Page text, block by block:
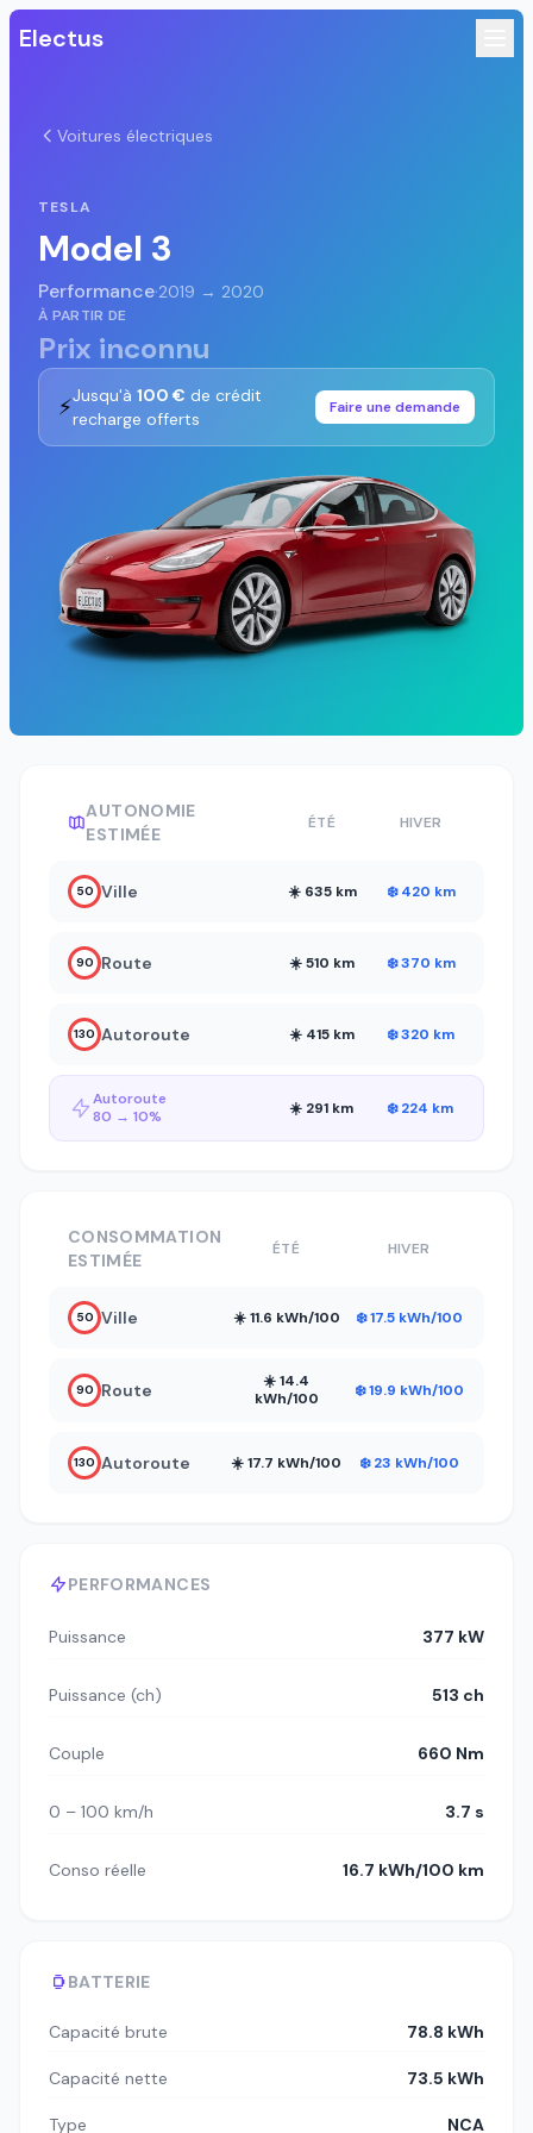
Electus
Voitures électriques
TESLA
Model 3
Performance·2019 → 2020
À PARTIR DE
Prix inconnu
⚡Jusqu'à 100 € de crédit
recharge offerts
Faire une demande
AUTONOMIE
ESTIMÉE
ÉTÉ HIVER
50 Ville ☀️ 635 km ❄️ 420 km
90 Route ☀️ 510 km ❄️ 370 km
130 Autoroute ☀️ 415 km ❄️ 320 km
Autoroute
80 → 10%
☀️ 291 km ❄️ 224 km
PERFORMANCES
Puissance 377 kW
Puissance (ch) 513 ch
Couple 660 Nm
0 – 100 km/h 3.7 s
Conso réelle 16.7 kWh/100 km
BATTERIE
Capacité brute 78.8 kWh
Capacité nette 73.5 kWh
Type NCA
CONSOMMATION
ESTIMÉE
ÉTÉ HIVER
50 Ville ☀️ 11.6 kWh/100 ❄️ 17.5 kWh/100
90 Route
☀️ 14.4
kWh/100
❄️ 19.9 kWh/100
130 Autoroute ☀️ 17.7 kWh/100 ❄️ 23 kWh/100